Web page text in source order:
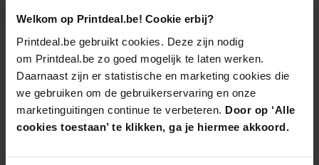
Welkom op Printdeal.be! Cookie erbij?
Printdeal.be gebruikt cookies. Deze zijn nodig
om Printdeal.be zo goed mogelijk te laten werken.
Daarnaast zijn er statistische en marketing cookies die
we gebruiken om de gebruikerservaring en onze
marketinguitingen continue te verbeteren. Door op ‘Alle
cookies toestaan’ te klikken, ga je hiermee akkoord.